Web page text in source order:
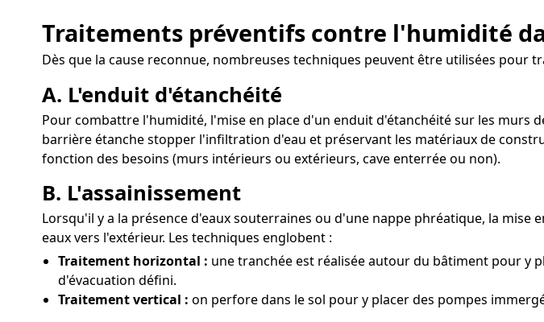
Traitements préventifs contre l'humidité
Dès que la cause reconnue, nombreuses techniques peuvent être utilisées pour
A. L'enduit d'étanchéité
Pour combattre l'humidité, l'mise en place d'un enduit d'étanchéité sur les murs
barrière étanche stopper l'infiltration d'eau et préservant les matériaux de
fonction des besoins (murs intérieurs ou extérieurs, cave enterrée ou non).
B. L'assainissement
Lorsqu'il y a la présence d'eaux souterraines ou d'une nappe phréatique, la
eaux vers l'extérieur. Les techniques englobent :
Traitement horizontal : une tranchée est réalisée autour du bâtiment pour y
d'évacuation défini.
Traitement vertical : on perfore dans le sol pour y placer des pompes